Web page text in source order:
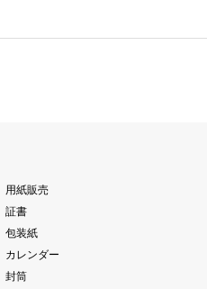
用紙販売
証書
包装紙
カレンダー
封筒